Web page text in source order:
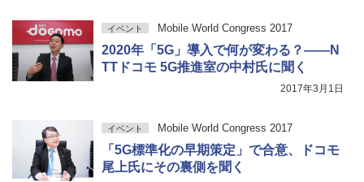
イベント Mobile World Congress 2017
2020年「5G」導入で何が変わる？――N
TTドコモ 5G推進室の中村氏に聞く
2017年3月1日
イベント Mobile World Congress 2017
「5G標準化の早期策定」で合意、ドコモ
尾上氏にその裏側を聞く